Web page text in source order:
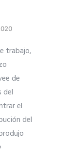
trabajo,
de
del
el
del